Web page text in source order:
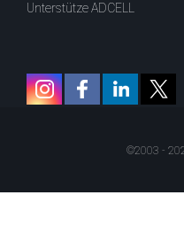
Unterstütze ADCELL
©2003 -